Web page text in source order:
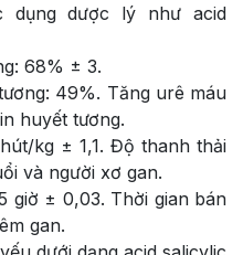
dụng dược lý như acid
68% ± 3.
49%. Tăng urê máu
huyết tương.
kg ± 1,1. Độ thanh thải
và người xơ gan.
giờ ± 0,03. Thời gian bán
gan.